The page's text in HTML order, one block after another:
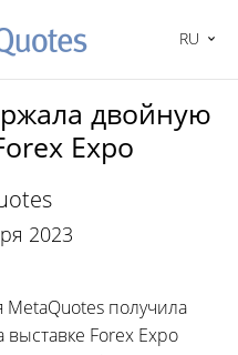
RU
двойную
Expo
2023
получила
Forex Expo